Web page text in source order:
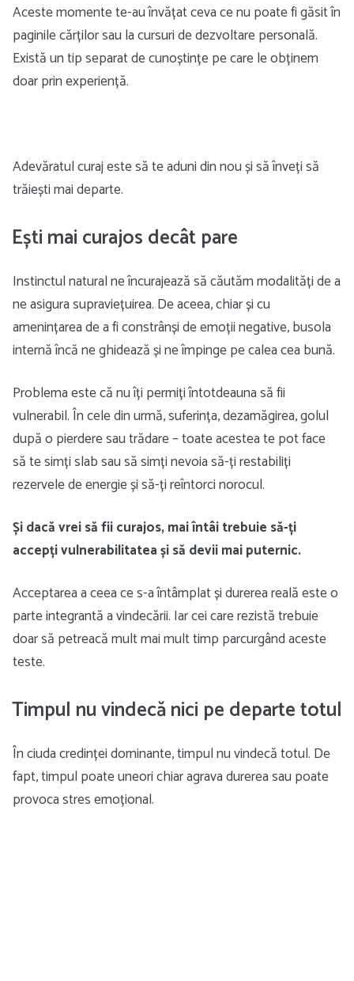
Aceste momente te-au învățat ceva ce nu poate fi găsit în
paginile cărților sau la cursuri de dezvoltare personală.
Există un tip separat de cunoștințe pe care le obținem
doar prin experiență.
Adevăratul curaj este să te aduni din nou și să înveți să
trăiești mai departe.
Ești mai curajos decât pare
Instinctul natural ne încurajează să căutăm modalități de a
ne asigura supraviețuirea. De aceea, chiar și cu
amenințarea de a fi constrânși de emoții negative, busola
internă încă ne ghidează și ne împinge pe calea cea bună.
Problema este că nu îți permiți întotdeauna să fii
vulnerabil. În cele din urmă, suferința, dezamăgirea, golul
după o pierdere sau trădare – toate acestea te pot face
să te simți slab sau să simți nevoia să-ți restabiliți
rezervele de energie și să-ți reîntorci norocul.
Și dacă vrei să fii curajos, mai întâi trebuie să-ți
accepți vulnerabilitatea și să devii mai puternic.
Acceptarea a ceea ce s-a întâmplat și durerea reală este o
parte integrantă a vindecării. Iar cei care rezistă trebuie
doar să petreacă mult mai mult timp parcurgând aceste
teste.
Timpul nu vindecă nici pe departe totul
În ciuda credinței dominante, timpul nu vindecă totul. De
fapt, timpul poate uneori chiar agrava durerea sau poate
provoca stres emoțional.